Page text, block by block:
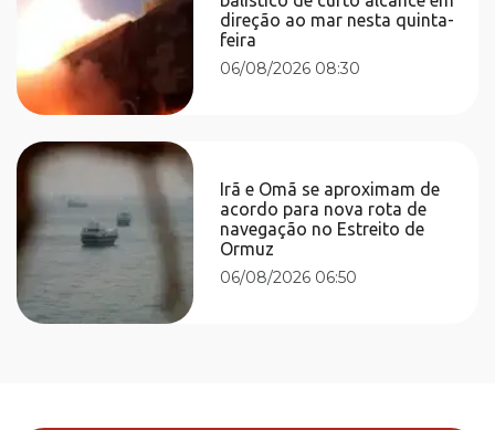
direção ao mar nesta quinta-
feira
06/08/2026 08:30
Irã e Omã se aproximam de
acordo para nova rota de
navegação no Estreito de
Ormuz
06/08/2026 06:50